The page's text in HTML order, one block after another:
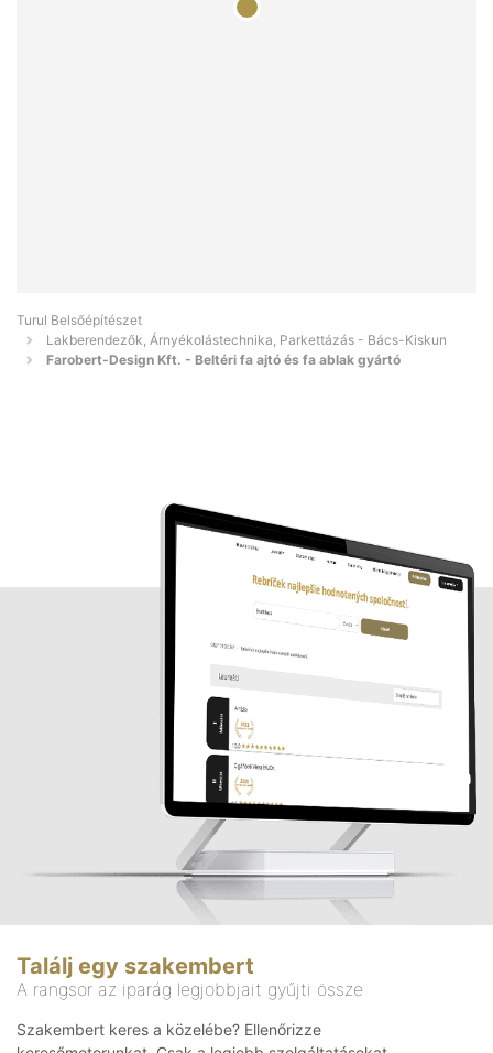
Turul Belsőépítészet
Lakberendezők, Árnyékolástechnika, Parkettázás - Bács-Kiskun
Farobert-Design Kft. - Beltéri fa ajtó és fa ablak gyártó
Találj egy szakembert
A rangsor az iparág legjobbjait gyűjti össze
Szakembert keres a közelébe? Ellenőrizze